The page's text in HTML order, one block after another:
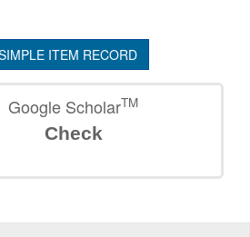
ITEM RECORD
Google ScholarTM
Check